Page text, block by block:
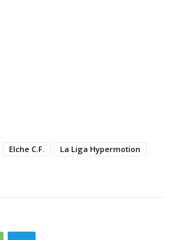
Elche C.F.
La Liga Hypermotion